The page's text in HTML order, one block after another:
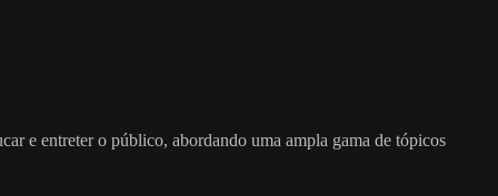
e entreter o público, abordando uma ampla gama de tópicos